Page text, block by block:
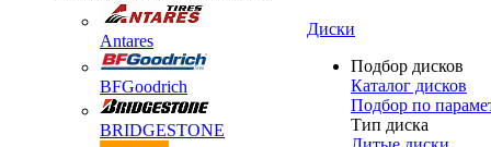
Antares
BFGoodrich
BRIDGESTONE
Диски
Подбор дисков
Каталог дисков
Подбор по
Тип диска